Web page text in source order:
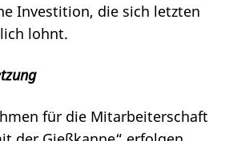
Investition, die sich letzten
lohnt.
für die Mitarbeiterschaft